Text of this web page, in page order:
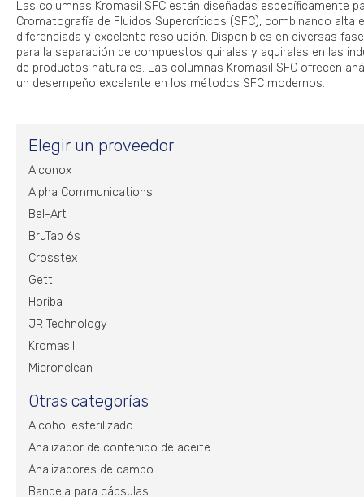
Las columnas Kromasil SFC están diseñadas específicamente
Cromatografía de Fluidos Supercríticos (SFC), combinando alta
diferenciada y excelente resolución. Disponibles en diversas
para la separación de compuestos quirales y aquirales en las
de productos naturales. Las columnas Kromasil SFC ofrecen
un desempeño excelente en los métodos SFC modernos.
Elegir un proveedor
Alconox
Alpha Communications
Bel-Art
BruTab 6s
Crosstex
Gett
Horiba
JR Technology
Kromasil
Micronclean
Otras categorías
Alcohol esterilizado
Analizador de contenido de aceite
Analizadores de campo
Bandeja para cápsulas